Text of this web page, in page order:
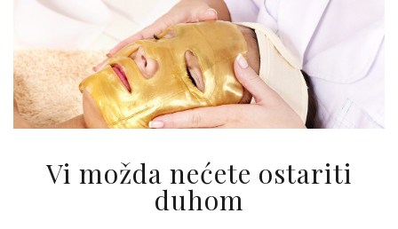
Vi možda nećete ostariti
duhom